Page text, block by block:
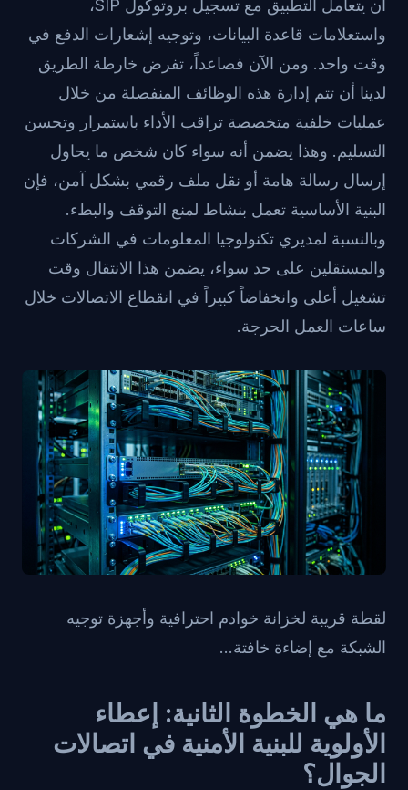
أن يتعامل التطبيق مع تسجيل بروتوكول SIP،
واستعلامات قاعدة البيانات، وتوجيه إشعارات الدفع في
وقت واحد. ومن الآن فصاعداً، تفرض خارطة الطريق
لدينا أن تتم إدارة هذه الوظائف المنفصلة من خلال
عمليات خلفية متخصصة تراقب الأداء باستمرار وتحسن
التسليم. وهذا يضمن أنه سواء كان شخص ما يحاول
إرسال رسالة هامة أو نقل ملف رقمي بشكل آمن، فإن
البنية الأساسية تعمل بنشاط لمنع التوقف والبطء.
وبالنسبة لمديري تكنولوجيا المعلومات في الشركات
والمستقلين على حد سواء، يضمن هذا الانتقال وقت
تشغيل أعلى وانخفاضاً كبيراً في انقطاع الاتصالات خلال
ساعات العمل الحرجة.
لقطة قريبة لخزانة خوادم احترافية وأجهزة توجيه
الشبكة مع إضاءة خافتة...
ما هي الخطوة الثانية: إعطاء
الأولوية للبنية الأمنية في اتصالات
الجوال؟